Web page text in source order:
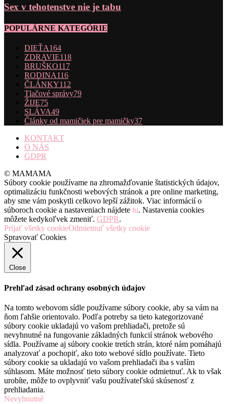
Sex v tehotenstve nie je tabu
POPULÁRNE KATEGÓRIE
DIEŤA164
ZDRAVIE118
BRUŠKO117
RODINA116
ČLÁNKY112
Tlačové správy79
ŽIJE75
SLÁVA49
Články od mamičiek pre mamičky37
KONTAKT
O NÁS
GDPR
© MAMAMA
Súbory cookie používame na zhromažďovanie štatistických údajov,
optimalizáciu funkčnosti webových stránok a pre online marketing,
aby sme vám poskytli celkovo lepší zážitok. Viac informácií o
súboroch cookie a nastaveniach nájdete tu. Nastavenia cookies
môžete kedykoľvek zmeniť. GDPR.
Prijať všetky cookieOdmietnuť všetky cookie
Spravovať Cookies
Close
Prehľad zásad ochrany osobných údajov
Na tomto webovom sídle používame súbory cookie, aby sa vám na
ňom ľahšie orientovalo. Podľa potreby sa tieto kategorizované
súbory cookie ukladajú vo vašom prehliadači, pretože sú
nevyhnutné na fungovanie základných funkcií stránok webového
sídla. Používame aj súbory cookie tretích strán, ktoré nám pomáhajú
analyzovať a pochopiť, ako toto webové sídlo používate. Tieto
súbory cookie sa ukladajú vo vašom prehliadači iba s vaším
súhlasom. Máte možnosť tieto súbory cookie odmietnuť. Ak to však
urobíte, môže to ovplyvniť vašu používateľskú skúsenosť z
prehliadania.
Nevyhnutné